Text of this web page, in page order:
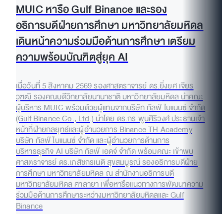
MUIC หารือ Gulf Binance และรอง
อธิการบดีฝ่ายการศึกษา มหาวิทยาลัยมหิดล
เดินหน้าความร่วมมือด้านการศึกษา เตรียม
ความพร้อมบัณฑิตสู่ยุค AI
เมื่อวันที่ 5 สิงหาคม 2569 รองศาสตราจารย์ ดร.ยิ่งยศ เจียร
วุฑฒิ รองคณบดีวิทยาลัยนานาชาติ มหาวิทยาลัยมหิดล นำคณะ
ผู้บริหาร MUIC พร้อมด้วยผู้แทนจากบริษัท กัลฟ์ ไบแนนซ์ จำกัด
(Gulf Binance Co., Ltd.) นำโดย ดร.กร พูนศิริวงศ์ ประธานเจ้า
หน้าที่ฝ่ายกลยุทธ์และผู้อำนวยการ Binance TH Academy
บริษัท กัลฟ์ ไบแนนซ์ จำกัด และผู้อำนวยการด้านการ
บริหารธุรกิจ AI บริษัท กัลฟ์ เอดจ์ จำกัด พร้อมคณะ เข้าพบ
ศาสตราจารย์ ดร.เภสัชกรเนติ สุขสมบูรณ์ รองอธิการบดีฝ่าย
การศึกษา มหาวิทยาลัยมหิดล ณ สำนักงานอธิการบดี
มหาวิทยาลัยมหิดล ศาลายา เพื่อหารือแนวทางการพัฒนาความ
ร่วมมือด้านการศึกษาระหว่างมหาวิทยาลัยมหิดลและ Gulf
Binance